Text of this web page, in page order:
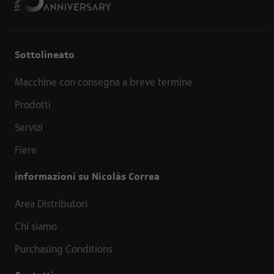
Sottolineato
Macchine con consegna a breve termine
Prodotti
Servizi
Fiere
informazioni su Nicolás Correa
Area Distributori
Chi siamo
Purchasing Conditions